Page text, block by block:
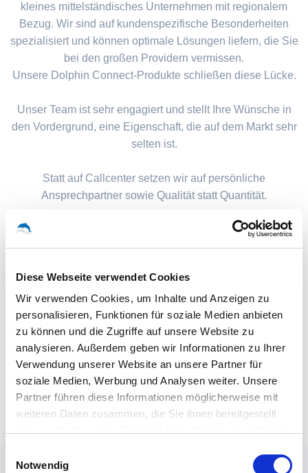
Diese Webseite verwendet Cookies
Wir verwenden Cookies, um Inhalte und Anzeigen zu
personalisieren, Funktionen für soziale Medien anbieten
zu können und die Zugriffe auf unsere Website zu
analysieren. Außerdem geben wir Informationen zu Ihrer
Verwendung unserer Website an unsere Partner für
soziale Medien, Werbung und Analysen weiter. Unsere
Partner führen diese Informationen möglicherweise mit
weiteren Daten zusammen, die Sie ihnen bereitgestellt
Notwendig
kleines mittelständisches Unternehmen mit regionalem
Bezug. Wir sind auf kundenspezifische Besonderheiten
spezialisiert und können optimale Lösungen liefern, die Sie
bei den großen Providern vermissen.
Unsere Dolphin Connect-Produkte schließen diese Lücke.
Unser Team ist sehr engagiert und stellt Ihre Wünsche in
den Vordergrund, eine Eigenschaft, die auf dem Markt sehr
selten ist.
Statt auf Callcenter setzen wir auf persönliche
Ansprechpartner sowie Qualität statt Quantität.